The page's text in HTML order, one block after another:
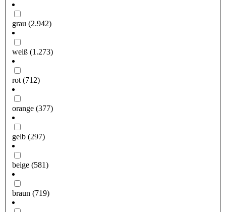
grau (2.942)
weiß (1.273)
rot (712)
orange (377)
gelb (297)
beige (581)
braun (719)